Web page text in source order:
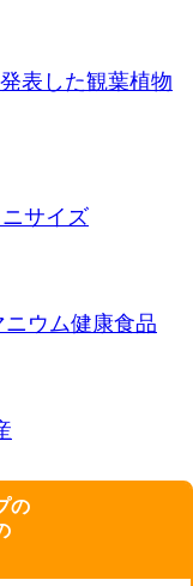
表した観葉植物
ニサイズ
ウム健康食品
の